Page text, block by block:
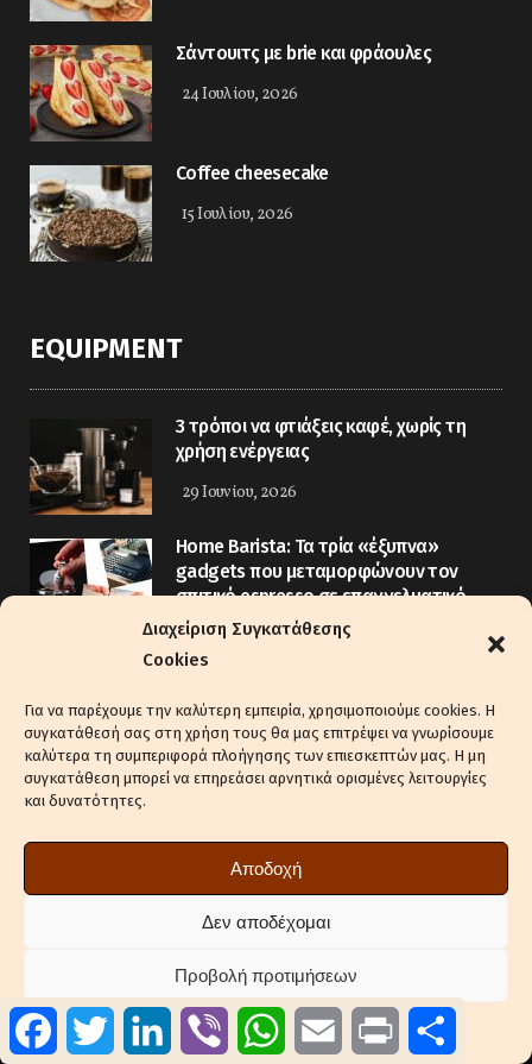
Διαχείριση Συγκατάθεσης
Cookies
Για να παρέχουμε την καλύτερη εμπειρία, χρησιμοποιούμε cookies. Η
συγκατάθεσή σας στη χρήση τους θα μας επιτρέψει να γνωρίσουμε
καλύτερα τη συμπεριφορά πλοήγησης των επιεσκεπτών μας. Η μη
συγκατάθεση μπορεί να επηρεάσει αρνητικά ορισμένες λειτουργίες
και δυνατότητες.
Αποδοχή
Δεν αποδέχομαι
Προβολή προτιμήσεων
Πολιτική CookiesΠολιτική Απορρήτου
Σάντουιτς με brie και φράουλες
24 Ιουλίου, 2026
Coffee cheesecake
15 Ιουλίου, 2026
EQUIPMENT
3 τρόποι να φτιάξεις καφέ, χωρίς τη
χρήση ενέργειας
29 Ιουνίου, 2026
Home Barista: Τα τρία «έξυπνα»
gadgets που μεταμορφώνουν τον
σπιτικό espresso σε επαγγελματικό
29 Μαΐου, 2026
επαναχρησιμοποιούμενο ποτήρι
7 Μαΐου, 2026
Λυσικράτους 64, 17674 Καλλιθέα
210 998 4950 (τηλ. κέντρο)
FacebookTwitter LinkedInViber WhatsApp
Email Print